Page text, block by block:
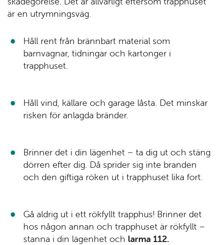
är en utrymningsväg.
Håll rent från brännbart material som
barnvagnar, tidningar och kartonger i
trapphuset.
Håll vind, källare och garage låsta. Det minskar
risken för anlagda bränder.
Brinner det i din lägenhet – ta dig ut och stäng
dörren efter dig. Då sprider sig inte branden
och den giftiga röken ut i trapphuset lika fort.
Gå aldrig ut i ett rökfyllt trapphus! Brinner det
hos någon annan och trapphuset är rökfyllt –
stanna i din lägenhet och larma 112.